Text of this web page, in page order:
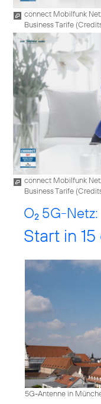
connect Mobilfunk
Business Tarife (
connect Mobilfunk
Business Tarife (
O2 5G-Netz:
Start in
5G-Antenne in